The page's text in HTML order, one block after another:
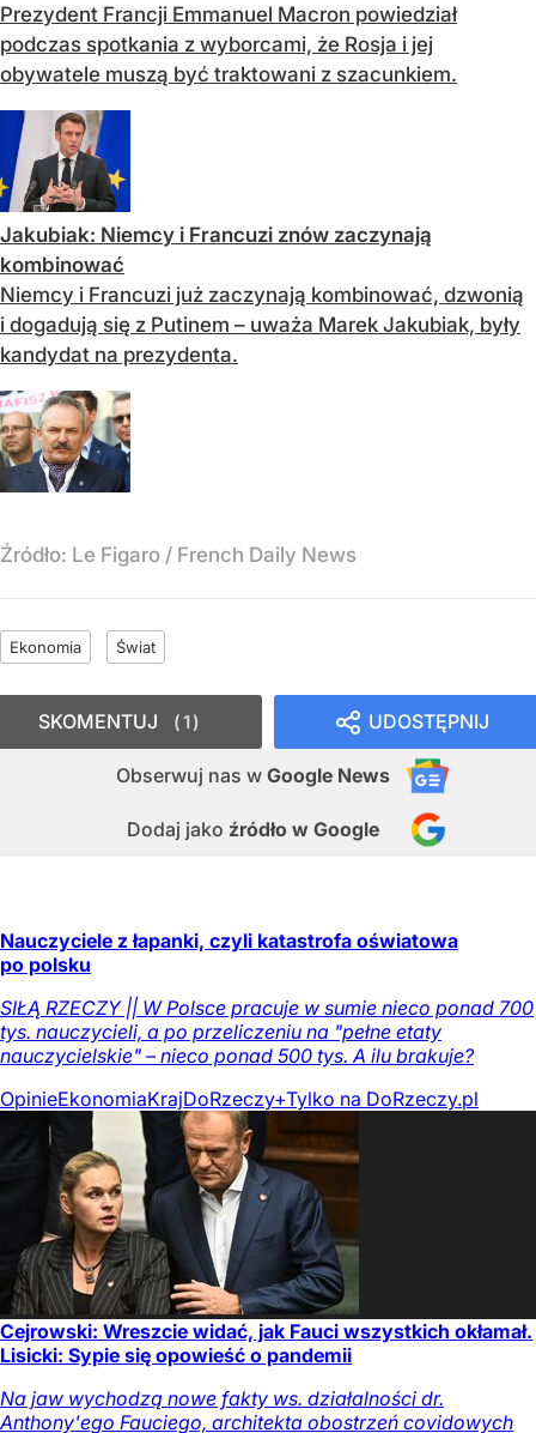
Prezydent Francji Emmanuel Macron powiedział
podczas spotkania z wyborcami, że Rosja i jej
obywatele muszą być traktowani z szacunkiem.
Jakubiak: Niemcy i Francuzi znów zaczynają
kombinować
Niemcy i Francuzi już zaczynają kombinować, dzwonią
i dogadują się z Putinem – uważa Marek Jakubiak, były
kandydat na prezydenta.
Źródło: Le Figaro / French Daily News
Ekonomia Świat
UDOSTĘPNIJ
Obserwuj nas w Google News
Dodaj jako źródło w Google
SKOMENTUJ 1
Nauczyciele z łapanki, czyli katastrofa oświatowa
po polsku
SIŁĄ RZECZY || W Polsce pracuje w sumie nieco ponad 700
tys. nauczycieli, a po przeliczeniu na "pełne etaty
nauczycielskie" – nieco ponad 500 tys. A ilu brakuje?
OpinieEkonomiaKrajDoRzeczy+Tylko na DoRzeczy.pl
Cejrowski: Wreszcie widać, jak Fauci wszystkich okłamał.
Lisicki: Sypie się opowieść o pandemii
Na jaw wychodzą nowe fakty ws. działalności dr.
Anthony'ego Fauciego, architekta obostrzeń covidowych